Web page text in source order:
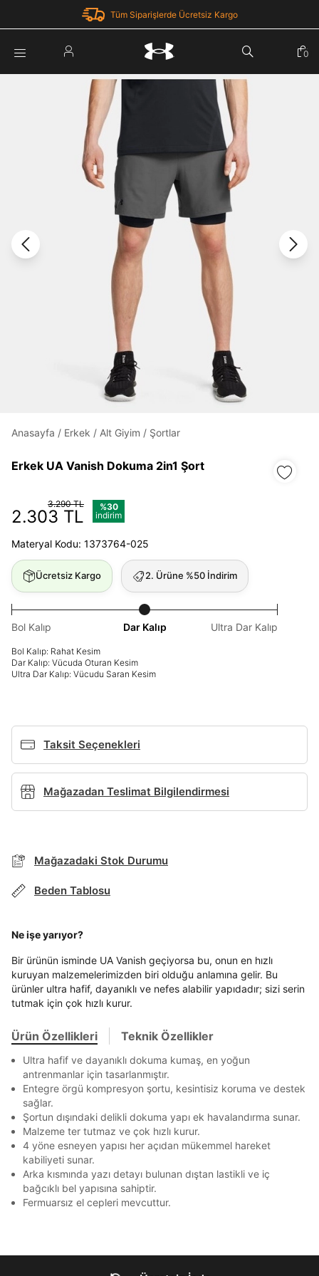
Tüm Siparişlerde Ücretsiz Kargo
E-posta Adresi *
Giriş Yap
Under Armour'da yeni misiniz?Kayıt Ol
Üye Olmadan Devam Et
0
Anasayfa / Erkek / Alt Giyim / Şortlar
Erkek UA Vanish Dokuma 2in1 Şort
3.290 TL
2.303 TL
%30
indirim
Materyal Kodu: 1373764-025
Ücretsiz Kargo 2. Ürüne %50 İndirim
Bol Kalıp Dar Kalıp Ultra Dar Kalıp
Bol Kalıp: Rahat Kesim
Dar Kalıp: Vücuda Oturan Kesim
Ultra Dar Kalıp: Vücudu Saran Kesim
Taksit Seçenekleri
TAKSİT SEÇENEKLERİ
Banka
Akbank Axess 4
Ziraat Bankası
AnadoluBank
Kapat
Mağazadan Teslimat Bilgilendirmesi
Mağazadaki Stok Durumu
Beden Tablosu
Ne işe yarıyor?
Bir ürünün isminde UA Vanish geçiyorsa bu, onun en hızlı
kuruyan malzemelerimizden biri olduğu anlamına gelir. Bu
ürünler ultra hafif, dayanıklı ve nefes alabilir yapıdadır; sizi serin
tutmak için çok hızlı kurur.
Ürün Özellikleri Teknik Özellikler
Ultra hafif ve dayanıklı dokuma kumaş, en yoğun
antrenmanlar için tasarlanmıştır.
Entegre örgü kompresyon şortu, kesintisiz koruma ve destek
sağlar.
Şortun dışındaki delikli dokuma yapı ek havalandırma sunar.
Malzeme ter tutmaz ve çok hızlı kurur.
4 yöne esneyen yapısı her açıdan mükemmel hareket
kabiliyeti sunar.
Arka kısmında yazı detayı bulunan dıştan lastikli ve iç
bağcıklı bel yapısına sahiptir.
Fermuarsız el cepleri mevcuttur.
Beden Seçin
Mağazada Bul
Stok Bildirimi
Ürün stoklara geldiğindemail adresinize
bildirim göndereceğiz.
E-posta Adresi *
Sipariş Numaranız *
Sorgula
Parola Yenileme
E-posta adresi
Parolayı Yenile
Giriş Sayfasına Dön
Zaten hesabın var mı? Giriş yap
Daha hızlı ödeme. Hızlı sipariş takibi.
Giriş Yap
E-posta
Şifre
Ad*
Telefon Numarası*
En az 8 karakter
Bir küçük harf karakter
Bir rakam
Bir büyük harf
En az 1 özel karakter
Aşağıdakileri okudum ve kabul ediyorum:
Kişisel verileriniz
Aydınlatma Metni
Hüküm ve Koşullar
uyarınca işlenecektir. Kişisel verilerimin Doğuş
Perakende Satış Giyim ve Aksesuar Ticaret A.Ş.
tarafından ticari elektronik ileti gönderilmesi amacıyla
işlenmesini kabul ediyorum.
Sms
E-mail
Çağrı Merkezi / Arama
Kişisel verilerimin Doğuş Perakende Satış Giyim ve
Aksesuar Ticaret A.Ş. bünyesinde yer alan
markalara ait ürünlerin bana özel pazarlanması ve
SMS Onay Kodu
Bilgilerinizi güncellemek için lütfen telefonunuza SMS
ile gelen kodu girerek telefon numaranızı doğrulayın.
SMS Onay Kodu
Bilgilerinizi güncellemek için lütfen telefonunuza SMS
ile gelen kodu girerek telefon numaranızı doğrulayın.